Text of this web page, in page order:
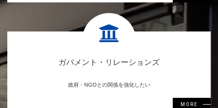
ガバメント・リレーションズ
政府・NGOとの関係を強化したい
MORE